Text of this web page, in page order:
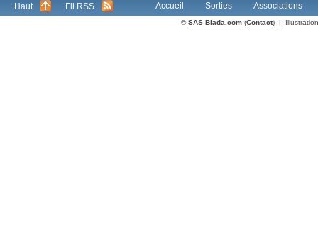
Haut Fil RSS Accueil Sorties Associations
©SAS Blada.com(Contact) |